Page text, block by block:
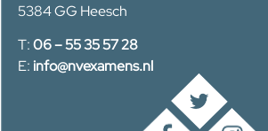
5384 GG Heesch
T:06 – 55 35 57 28
E:info@nvexamens.nl